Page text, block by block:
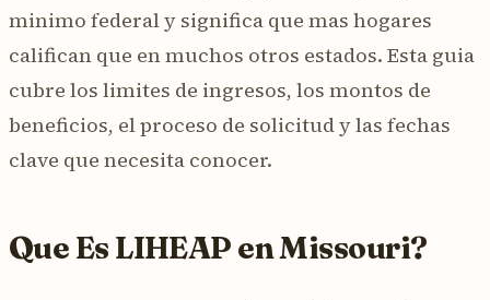
minimo federal y significa que mas hogares
califican que en muchos otros estados. Esta guia
cubre los limites de ingresos, los montos de
beneficios, el proceso de solicitud y las fechas
clave que necesita conocer.
Que Es LIHEAP en Missouri?